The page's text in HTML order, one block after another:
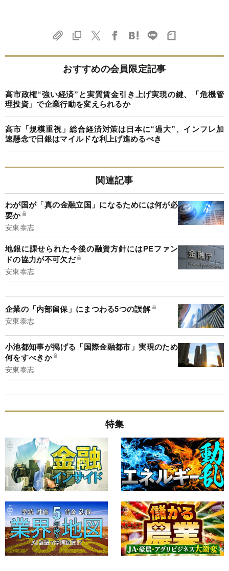
おすすめの会員限定記事
高市政権“強い経済”と実質賃金引き上げ実現の鍵、「危機管
理投資」で企業行動を変えられるか
高市「規模重視」総合経済対策は日本に“過大”、インフレ加
速懸念で日銀はマイルドな利上げ進めるべき
関連記事
わが国が「真の金融立国」になるためには何が必
要か
安東泰志
地銀に課せられた今後の融資方針にはPEファン
ドの協力が不可欠だ
安東泰志
企業の「内部留保」にまつわる5つの誤解
安東泰志
小池都知事が掲げる「国際金融都市」実現のため
何をすべきか
安東泰志
特集